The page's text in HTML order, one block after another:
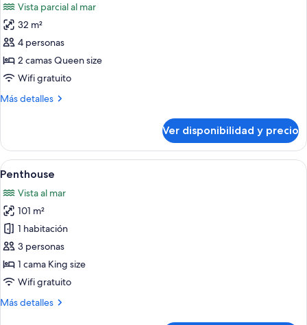
al
océano
(Partial
Oceanview)
fotos
de
Habitación,
2
camas
Queen
al
océano
(Partial
Oceanview)
Vista parcial al mar
32 m²
4 personas
2 camas Queen size
Wifi gratuito
Más detalles
Más
2
camas
Queen
frente
al
océano
(Partial
Oceanview)
Ver disponibilidad y precio
Ver
todas
las
fotos
de
Penthouse
Un balcón amplio con vista al
12
Penthouse
Vista al mar
101 m²
1 habitación
3 personas
1 cama King size
Wifi gratuito
Más detalles
Más